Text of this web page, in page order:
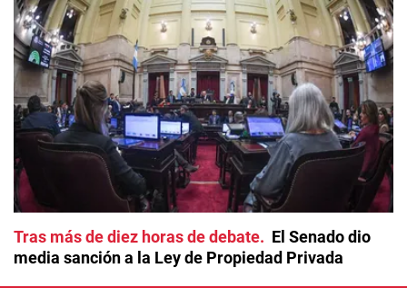
Tras más de diez horas de debate
El Senado dio
media sanción a la Ley de Propiedad Privada